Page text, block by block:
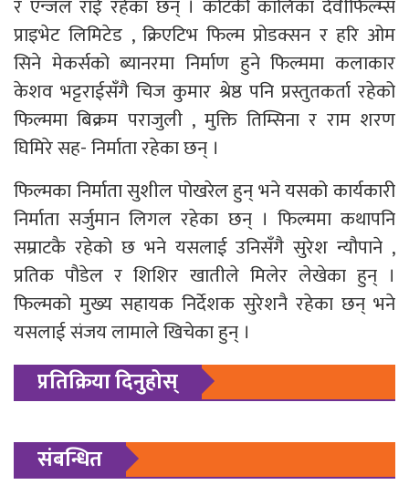
र एन्जल राई रहेका छन् । कोटकी कालिका देवीफिल्म्स
प्राइभेट लिमिटेड , क्रिएटिभ फिल्म प्रोडक्सन र हरि ओम
सिने मेकर्सको ब्यानरमा निर्माण हुने फिल्ममा कलाकार
केशव भट्टराईसँगै चिज कुमार श्रेष्ठ पनि प्रस्तुतकर्ता रहेको
फिल्ममा बिक्रम पराजुली , मुक्ति तिम्सिना र राम शरण
घिमिरे सह- निर्माता रहेका छन् ।
फिल्मका निर्माता सुशील पोखरेल हुन् भने यसको कार्यकारी
निर्माता सर्जुमान लिगल रहेका छन् । फिल्ममा कथापनि
सम्राटकै रहेको छ भने यसलाई उनिसँगै सुरेश न्यौपाने ,
प्रतिक पौडेल र शिशिर खातीले मिलेर लेखेका हुन् ।
फिल्मको मुख्य सहायक निर्देशक सुरेशनै रहेका छन् भने
यसलाई संजय लामाले खिचेका हुन् ।
प्रतिक्रिया दिनुहोस्
संबन्धित